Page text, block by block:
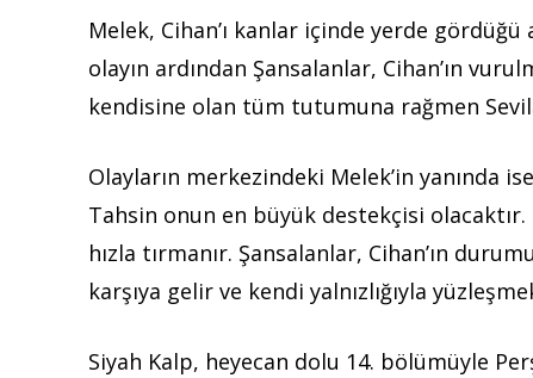
Melek, Cihan’ı kanlar içinde yerde
olayın ardından Şansalanlar, Cihan’ın
kendisine olan tüm tutumuna rağmen
Olayların merkezindeki Melek’in yanında
Tahsin onun en büyük destekçisi
hızla tırmanır. Şansalanlar, Cihan’ın
karşıya gelir ve kendi yalnızlığıyla
Siyah Kalp, heyecan dolu 14. bölümüyle